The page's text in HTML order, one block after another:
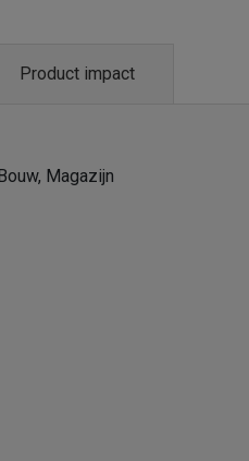
Product impact
, Magazijn